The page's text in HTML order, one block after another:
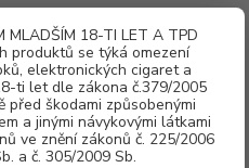
MLADŠÍM 18-TI LET A TPD
produktů se týká omezení
elektronických cigaret a
ti let dle zákona č.379/2005
před škodami způsobenými
a jinými návykovými látkami
ve znění zákonů č. 225/2006
a č. 305/2009 Sb.
Menu
za0 Kč